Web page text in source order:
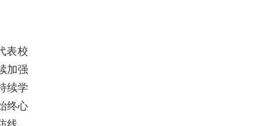
表校
加强
续学
终心